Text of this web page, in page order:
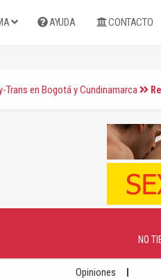
AYUDA CONTACTO
Trans en Bogotá y Cundinamarca
NO
Opiniones